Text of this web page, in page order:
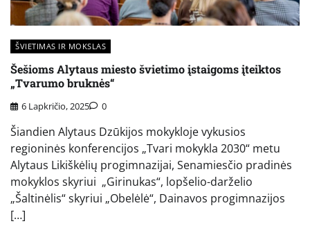
ŠVIETIMAS IR MOKSLAS
Šešioms Alytaus miesto švietimo įstaigoms įteiktos
„Tvarumo bruknės“
6 Lapkričio, 2025 0
Šiandien Alytaus Dzūkijos mokykloje vykusios
regioninės konferencijos „Tvari mokykla 2030“ metu
Alytaus Likiškėlių progimnazijai, Senamiesčio pradinės
mokyklos skyriui „Girinukas“, lopšelio-darželio
„Šaltinėlis“ skyriui „Obelėlė“, Dainavos progimnazijos
[…]